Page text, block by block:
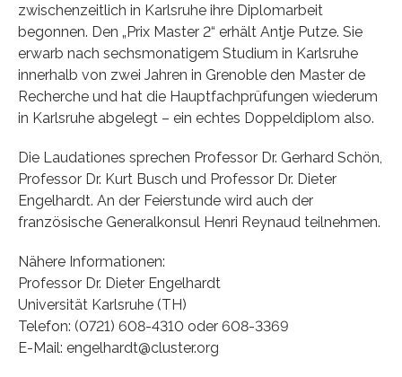
zwischenzeitlich in Karlsruhe ihre Diplomarbeit
begonnen. Den „Prix Master 2“ erhält Antje Putze. Sie
erwarb nach sechsmonatigem Studium in Karlsruhe
innerhalb von zwei Jahren in Grenoble den Master de
Recherche und hat die Hauptfachprüfungen wiederum
in Karlsruhe abgelegt – ein echtes Doppeldiplom also.
Die Laudationes sprechen Professor Dr. Gerhard Schön,
Professor Dr. Kurt Busch und Professor Dr. Dieter
Engelhardt. An der Feierstunde wird auch der
französische Generalkonsul Henri Reynaud teilnehmen.
Nähere Informationen:
Professor Dr. Dieter Engelhardt
Universität Karlsruhe (TH)
Telefon: (0721) 608-4310 oder 608-3369
E-Mail: engelhardt@cluster.org